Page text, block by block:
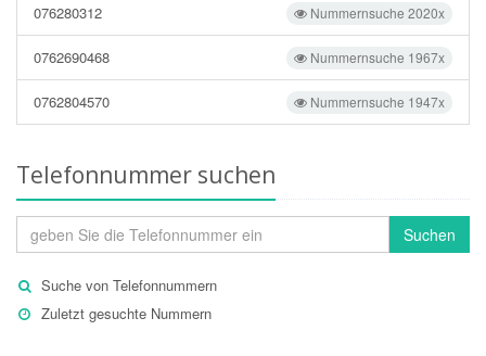
Nummernsuche 2020x
076280312
Nummernsuche 1967x
0762690468
Nummernsuche 1947x
0762804570
Telefonnummer suchen
Suchen
Suche von Telefonnummern
Zuletzt gesuchte Nummern